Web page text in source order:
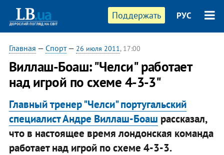
Поддержать РУС
Главная — Спорт— 26 июля 2011, 17:00
Виллаш-Боаш: "Челси" работает
над игрой по схеме 4-3-3"
Главный тренер "Челси" португальский
специалист Андре Виллаш-Боаш рассказал,
что в настоящее время лондонская команда
работает над игрой по схеме 4-3-3.